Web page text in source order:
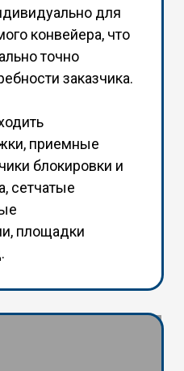
для
конвейера, что
точно
заказчика.
приемные
блокировки и
сетчатые
площадки